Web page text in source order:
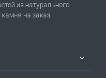
из натурального
камня на заказ